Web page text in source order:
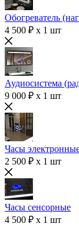
Обогреватель
4 500 ₽ x 1 шт
Аудиосистема
9 000 ₽ x 1 шт
Часы
2 500 ₽ x 1 шт
Часы сенсорные
4 500 ₽ x 1 шт